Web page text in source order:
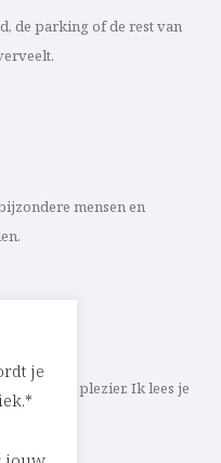
de parking of de rest van
mensen en
Met veel plezier. Ik lees je
je